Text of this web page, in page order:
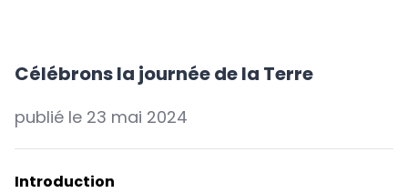
Célébrons la journée de la Terre
publié le 23 mai 2024
Introduction